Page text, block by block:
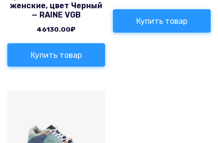
женские, цвет Черный
— RAINE VGB
46130.00₽
Купить товар
Купить товар